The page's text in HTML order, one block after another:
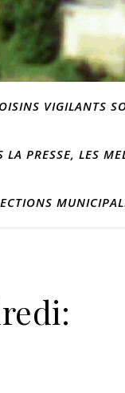
VIGILANTS
LA PRESSE, LES